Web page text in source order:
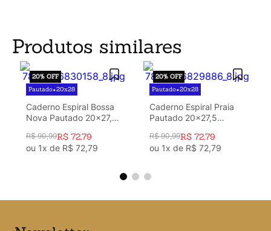
Produtos similares
20% OFF
Pautado•20x28
Caderno Espiral Bossa
Nova Pautado 20x27,5
Matérias 160 fls
R$ 90,99R$ 72,79
ou 1x de R$ 72,79
20% OFF
Pautado•20x28
Caderno Espiral Praia
Pautado 20x27,5
160 fls
R$ 90,99R$ 72,79
ou 1x de R$ 72,79